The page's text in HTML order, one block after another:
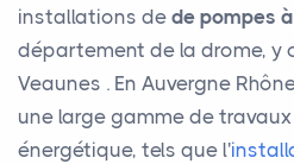
installations de de pompes
département de la drome, y
Veaunes . En Auvergne
une large gamme de
énergétique, tels que l'